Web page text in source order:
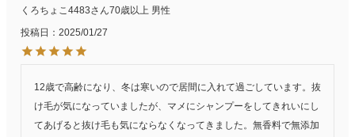
くろちょこ4483 70歳以上 男性
投稿日
2025/01/27
12歳で高齢になり、冬は寒いので居間に入れて過ごしています。抜
け毛が気になっていましたが、マメにシャンプーをしてきれいにし
てあげると抜け毛も気にならなくなってきました。無香料で無添加